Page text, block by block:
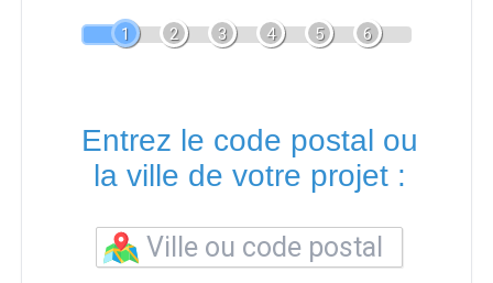
1 2 3 4 5 6
Entrez le code postal ou
la ville de votre projet :